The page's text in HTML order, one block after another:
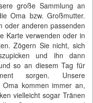
große Sammlung an
Oma bzw. Großmutter.
oder anderen passenden
Karte verwenden oder in
Zögern Sie nicht, sich
und ihn dann
so an diesem Tag für
sorgen. Unsere
kommen immer an,
vielleicht sogar Tränen